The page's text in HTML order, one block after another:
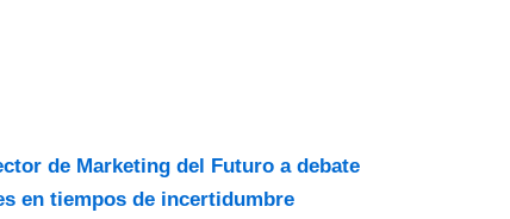
de Marketing del Futuro a debate
en tiempos de incertidumbre